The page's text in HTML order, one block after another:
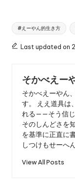
Tags:
#えーやん的生き方
Last updated on
そかべえー
そかべえーやん
す。 ええ道具は
れる——そう信じ
そのしんどさを
を基準に正直に
しつけもせーへ
View All Posts